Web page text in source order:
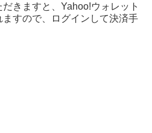
きますと、Yahoo!ウォレット
すので、ログインして決済手